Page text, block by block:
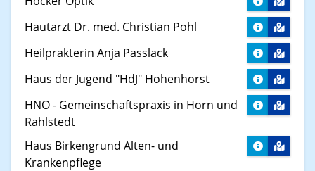
Hautarzt Dr. med. Christian Pohl
Heilprakterin Anja Passlack
Haus der Jugend "HdJ" Hohenhorst
HNO - Gemeinschaftspraxis in Horn und
Rahlstedt
Haus Birkengrund Alten- und
Krankenpflege